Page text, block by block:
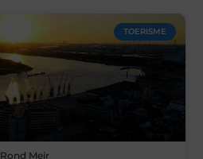
TOERISME
Rond Meir